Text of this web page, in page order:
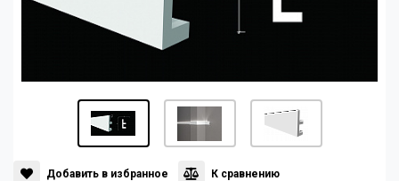
Панели
Плинтусы
Мрамор
Султан
Добавить в избранное К сравнению